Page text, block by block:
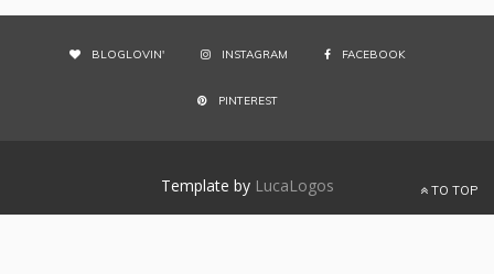
BLOGLOVIN' INSTAGRAM FACEBOOK
PINTEREST
Template by LucaLogos TO TOP